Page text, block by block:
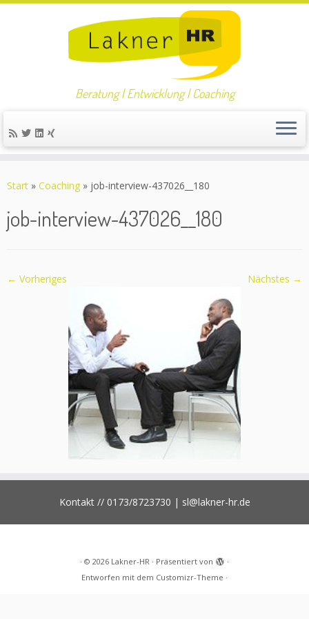
Inhalt
Beratung | Entwicklung | Coaching
Start » Coaching » job-interview-437026__180
job-interview-437026__180
← Vorheriges Nächstes →
Kontakt // 0173/8723730 | sl@lakner-hr.de
· © 2026 Lakner-HR · Präsentiert von
·
Entworfen mit dem Customizr-Theme ·